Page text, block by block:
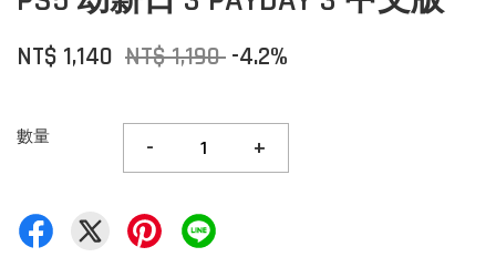
NT$ 1,140 NT$ 1,190 -4.2%
數量 - +